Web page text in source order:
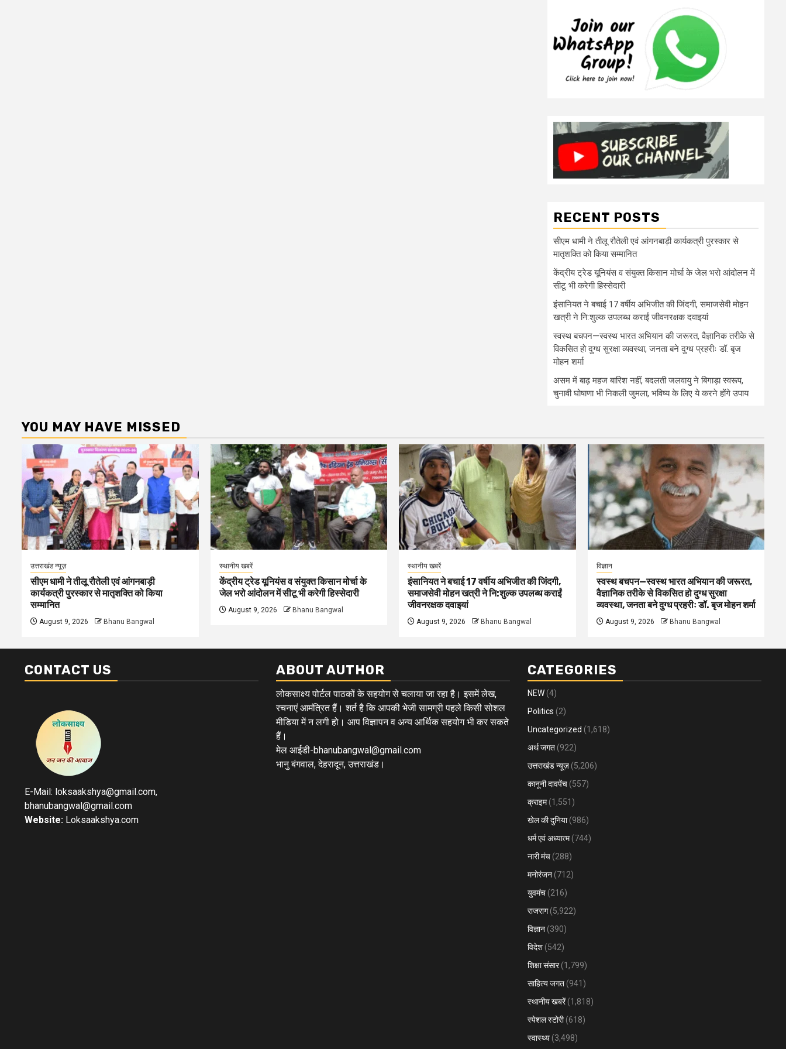
RECENT POSTS
सीएम धामी ने तीलू रौतेली एवं आंगनबाड़ी कार्यकत्री पुरस्कार से
मातृशक्ति को किया सम्मानित
केंद्रीय ट्रेड यूनियंस व संयुक्त किसान मोर्चा के जेल भरो आंदोलन में
सीटू भी करेगी हिस्सेदारी
इंसानियत ने बचाई 17 वर्षीय अभिजीत की जिंदगी, समाजसेवी मोहन
खत्री ने नि:शुल्क उपलब्ध कराईं जीवनरक्षक दवाइयां
स्वस्थ बचपन—स्वस्थ भारत अभियान की जरूरत, वैज्ञानिक तरीके से
विकसित हो दुग्ध सुरक्षा व्यवस्था, जनता बने दुग्ध प्रहरीः डॉ. बृज
मोहन शर्मा
असम में बाढ़ महज बारिश नहीं, बदलती जलवायु ने बिगाड़ा स्वरूप,
चुनावी घोषाणा भी निकली जुमला, भविष्य के लिए ये करने होंगे उपाय
YOU MAY HAVE MISSED
उत्तराखंड न्यूज़
सीएम धामी ने तीलू रौतेली एवं आंगनबाड़ी
कार्यकत्री पुरस्कार से मातृशक्ति को किया
सम्मानित
August 9, 2026 Bhanu Bangwal
स्थानीय खबरें
केंद्रीय ट्रेड यूनियंस व संयुक्त किसान मोर्चा के
जेल भरो आंदोलन में सीटू भी करेगी हिस्सेदारी
August 9, 2026 Bhanu Bangwal
स्थानीय खबरें
इंसानियत ने बचाई 17 वर्षीय अभिजीत की जिंदगी,
समाजसेवी मोहन खत्री ने नि:शुल्क उपलब्ध कराईं
जीवनरक्षक दवाइयां
August 9, 2026 Bhanu Bangwal
विज्ञान
स्वस्थ बचपन—स्वस्थ भारत अभियान की जरूरत,
वैज्ञानिक तरीके से विकसित हो दुग्ध सुरक्षा
व्यवस्था, जनता बने दुग्ध प्रहरीः डॉ. बृज मोहन शर्मा
August 9, 2026 Bhanu Bangwal
CONTACT US
E-Mail: loksaakshya@gmail.com,
bhanubangwal@gmail.com
Website: Loksaakshya.com
ABOUT AUTHOR
लोकसाक्ष्य पोर्टल पाठकों के सहयोग से चलाया जा रहा है। इसमें लेख,
रचनाएं आमंत्रित हैं। शर्त है कि आपकी भेजी सामग्री पहले किसी सोशल
मीडिया में न लगी हो। आप विज्ञापन व अन्य आर्थिक सहयोग भी कर सकते
हैं।
मेल आईडी-bhanubangwal@gmail.com
भानु बंगवाल, देहरादून, उत्तराखंड।
CATEGORIES
NEW (4)
Politics (2)
Uncategorized (1,618)
अर्थ जगत (922)
उत्तराखंड न्यूज़ (5,206)
कानूनी दावपेंच (557)
क्राइम(1,551)
खेल की दुनिया(986)
धर्म एवं अध्यात्म(744)
नारी मंच (288)
मनोरंजन (712)
युवमंच (216)
राजराग(5,922)
विज्ञान (390)
विदेश (542)
शिक्षा संसार(1,799)
साहित्य जगत (941)
स्थानीय खबरें(1,818)
स्पेशल स्टोरी(618)
स्वास्थ्य (3,498)